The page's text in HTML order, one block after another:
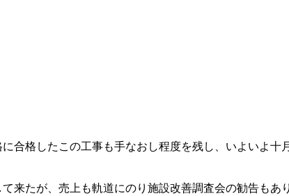
合格したこの工事も手なおし程度を残し、いよいよ十
来たが、売上も軌道にのり施設改善調査会の勧告もあ